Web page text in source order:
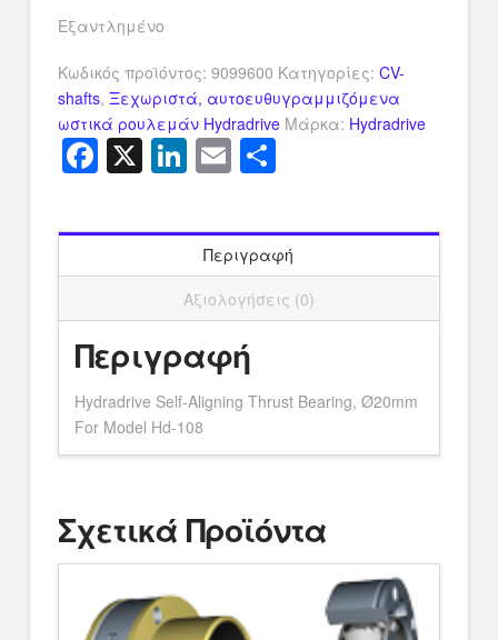
Εξαντλημένο
Κωδικός προϊόντος: 9099600 Κατηγορίες: CV-
shafts, Ξεχωριστά, αυτοευθυγραμμιζόμενα
ωστικά ρουλεμάν Hydradrive Μάρκα: Hydradrive
Facebook
X LinkedIn
Email
Περιγραφή
Αξιολογήσεις (0)
Περιγραφή
Hydradrive Self-Aligning Thrust Bearing, Ø20mm
For Model Hd-108
Σχετικά Προϊόντα